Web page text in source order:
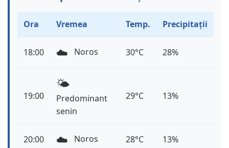
Ora Vremea Temp. Precipitații
18:00 ☁️ Noros 30°C 28%
19:00
🌤️
Predominant
senin
29°C 13%
20:00 ☁️ Noros 28°C 13%